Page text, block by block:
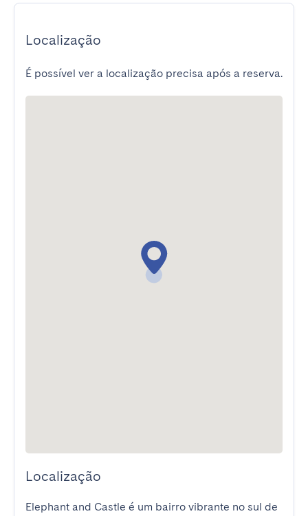
Localização
É possível ver a localização precisa após a reserva.
Localização
Elephant and Castle é um bairro vibrante no sul de